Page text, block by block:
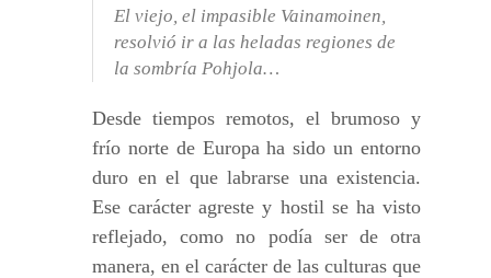
El viejo, el impasible Vainamoinen,
resolvió ir a las heladas regiones de
la sombría Pohjola…
Desde tiempos remotos, el brumoso y
frío norte de Europa ha sido un entorno
duro en el que labrarse una existencia.
Ese carácter agreste y hostil se ha visto
reflejado, como no podía ser de otra
manera, en el carácter de las culturas que